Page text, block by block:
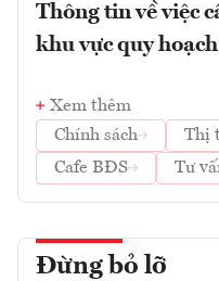
Thông tin về việc
khu vực quy
Xem thêm
Chính sách
Thị
Cafe BĐS
Tư
Đừng bỏ lỡ